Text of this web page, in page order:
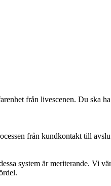
från livescenen. Du ska
från kundkontakt till
system är meriterande. Vi